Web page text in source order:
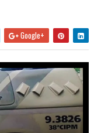
Google+